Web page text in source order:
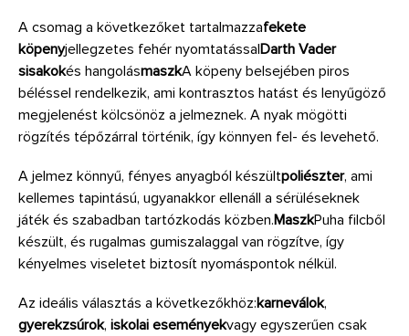
A csomag a következőket tartalmazzafekete
köpenyjellegzetes fehér nyomtatássalDarth Vader
sisakokés hangolásmaszkA köpeny belsejében piros
béléssel rendelkezik, ami kontrasztos hatást és lenyűgöző
megjelenést kölcsönöz a jelmeznek. A nyak mögötti
rögzítés tépőzárral történik, így könnyen fel- és levehető.
A jelmez könnyű, fényes anyagból készültpoliészter, ami
kellemes tapintású, ugyanakkor ellenáll a sérüléseknek
játék és szabadban tartózkodás közben.MaszkPuha filcből
készült, és rugalmas gumiszalaggal van rögzítve, így
kényelmes viseletet biztosít nyomáspontok nélkül.
Az ideális választás a következőkhöz:karneválok,
gyerekzsúrok, iskolai eseményekvagy egyszerűen csak